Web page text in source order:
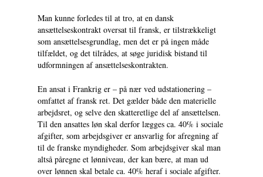
Man kunne forledes til at tro, at en dansk
ansættelseskontrakt oversat til fransk, er tilstrækkeligt
som ansættelsesgrundlag, men det er på ingen måde
tilfældet, og det tilrådes, at søge juridisk bistand til
udformningen af ansættelseskontrakten.
En ansat i Frankrig er – på nær ved udstationering –
omfattet af fransk ret. Det gælder både den materielle
arbejdsret, og selve den skatteretlige del af ansættelsen.
Til den ansattes løn skal derfor lægges ca. 40% i sociale
afgifter, som arbejdsgiver er ansvarlig for afregning af
til de franske myndigheder. Som arbejdsgiver skal man
altså påregne et lønniveau, der kan bære, at man ud
over lønnen skal betale ca. 40% heraf i sociale afgifter.